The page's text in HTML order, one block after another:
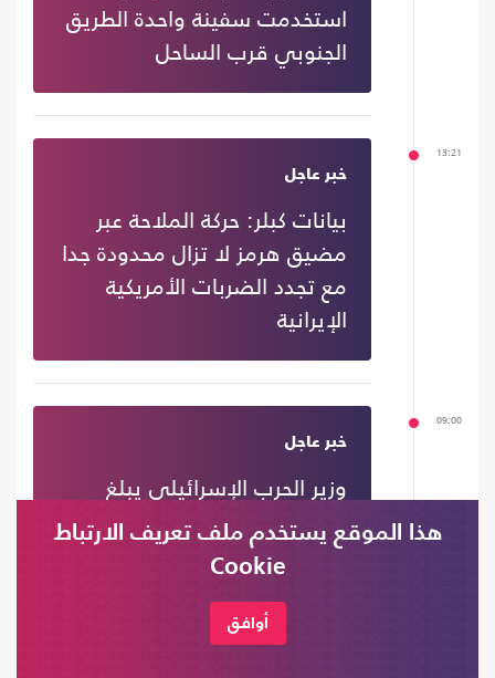
استخدمت سفينة واحدة الطريق
الجنوبي قرب الساحل
13:21
خبر عاجل
بيانات كبلر: حركة الملاحة عبر
مضيق هرمز لا تزال محدودة جدا
مع تجدد الضربات الأمريكية
الإيرانية
09:00
خبر عاجل
وزير الحرب الإسرائيلي يبلغ
نظيره الأمريكي عزمه البقاء في
"المناطق الآمنة" في سوريا
هذا الموقع يستخدم ملف تعريف الارتباط
Cookie
أوافق